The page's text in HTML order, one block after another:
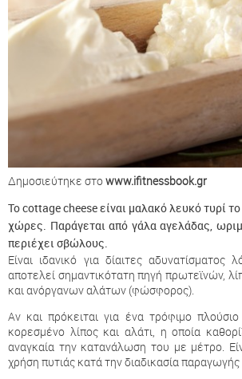
Δημοσιεύτηκε στο www.ifitnessbook.gr
To cottage cheese είναι μαλακό λευκό τυρί
χώρες. Παράγεται από γάλα αγελάδας,
περιέχει σβώλους.
Είναι ιδανικό για δίαιτες
αποτελεί σημαντικότατη πηγή πρωτεϊνών,
και ανόργανων αλάτων (φώσφορος).
Αν και πρόκειται για ένα τρόφιμο
κορεσμένο λίπος και αλάτι, η οποία
αναγκαία την κατανάλωση του με μέτρο.
χρήση πυτιάς κατά την διαδικασία παραγωγής